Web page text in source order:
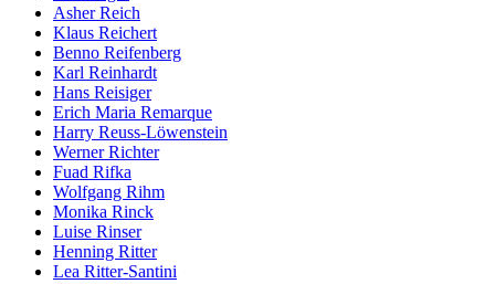
Asher Reich
Klaus Reichert
Benno Reifenberg
Karl Reinhardt
Hans Reisiger
Erich Maria Remarque
Harry Reuss-Löwenstein
Werner Richter
Fuad Rifka
Wolfgang Rihm
Monika Rinck
Luise Rinser
Henning Ritter
Lea Ritter-Santini